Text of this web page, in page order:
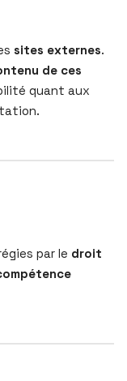
sites externes.
de ces
quant aux
par le droit